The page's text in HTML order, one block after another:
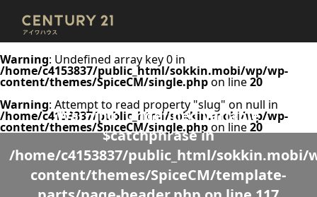
Warning: Undefined array key 0 in
/home/c4153837/public_html/sokkin.mobi/wp/wp-
content/themes/SpiceCM/single.phpon line20
Warning: Attempt to read property "slug" on null in
/home/c4153837/public_html/sokkin.mobi/wp/wp-
content/themes/SpiceCM/single.phpon line20
Warning: Undefined variable
$catchphrase in
/home/c4153837/public_html/sokkin.mobi/
content/themes/SpiceCM/template-